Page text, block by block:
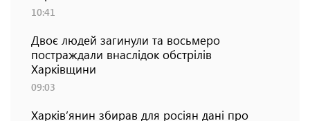
10:41
Двоє людей загинули та восьмеро
постраждали внаслідок обстрілів
Харківщини
09:03
Харків’янин збирав для росіян дані про